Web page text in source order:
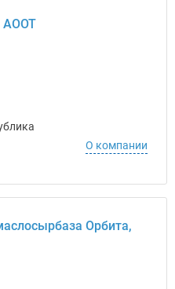
О компании
Орбита,